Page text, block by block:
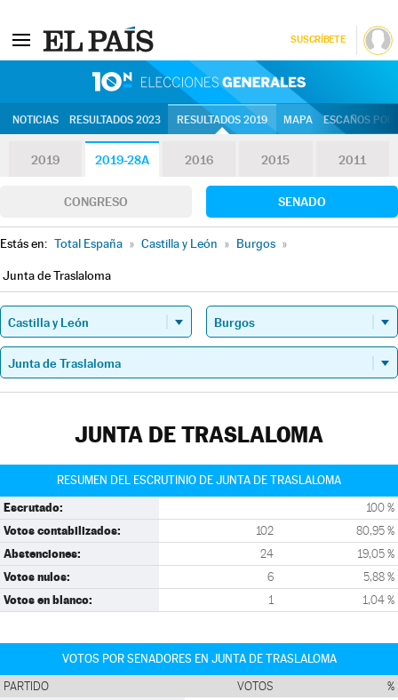
SUSCRÍBETE
NOTICIAS RESULTADOS 2023 RESULTADOS 2019 MAPA ESCAÑOS
2019 2019-28A 2016 2015 2011
CONGRESO SENADO
Estás en: Total España » Castilla y León » Burgos »
Junta de Traslaloma
JUNTA DE TRASLALOMA
RESUMEN DEL ESCRUTINIO DE JUNTA DE TRASLALOMA
Escrutado: 100 %
Votos contabilizados: 102 80,95 %
Abstenciones: 24 19,05 %
Votos nulos: 6 5,88 %
Votos en blanco: 1 1,04 %
VOTOS POR SENADORES EN JUNTA DE TRASLALOMA
PARTIDO VOTOS %